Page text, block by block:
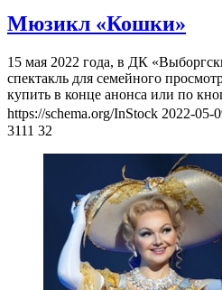
Мюзикл «Кошки»
15 мая 2022 года, в ДК
спектакль для семейного
купить в конце анонса или по
https://schema.org/InStock 2022-05-
3111 32